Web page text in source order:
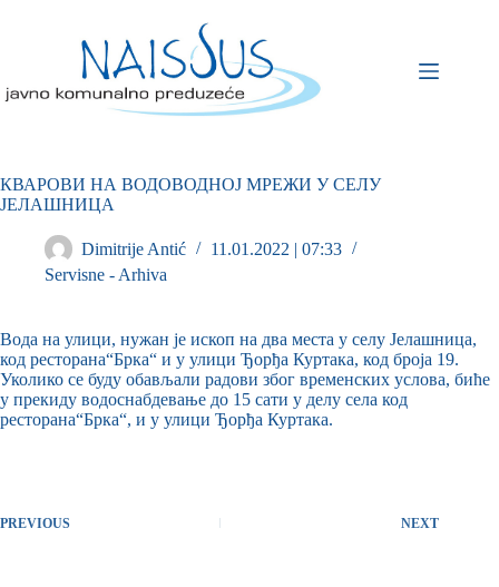
КВАРОВИ НА ВОДОВОДНОЈ МРЕЖИ У СЕЛУ
ЈЕЛАШНИЦА
Dimitrije Antić
11.01.2022 | 07:33
Servisne - Arhiva
Вода на улици, нужан је ископ на два места у селу Јелашница,
код ресторана“Брка“ и у улици Ђорђа Куртака, код броја 19.
Уколико се буду обављали радови због временских услова, биће
у прекиду водоснабдевање до 15 сати у делу села код
ресторана“Брка“, и у улици Ђорђа Куртака.
PREVIOUS NEXT